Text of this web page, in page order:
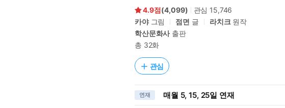
4.9 (4,099) 관심 15,746
카야그림 점면 글 라치크 원작
학산문화사출판
총 32화
관심
연재 매월 5, 15, 25일 연재